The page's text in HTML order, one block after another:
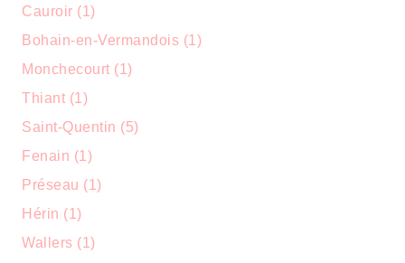
Cauroir (1)
Bohain-en-Vermandois (1)
Monchecourt (1)
Thiant (1)
Saint-Quentin (5)
Fenain (1)
Préseau (1)
Hérin (1)
Wallers (1)